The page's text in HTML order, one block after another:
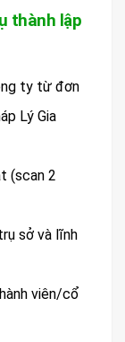
thành lập
ty từ đơn
Lý Gia
(scan 2
sở và lĩnh
viên/cổ